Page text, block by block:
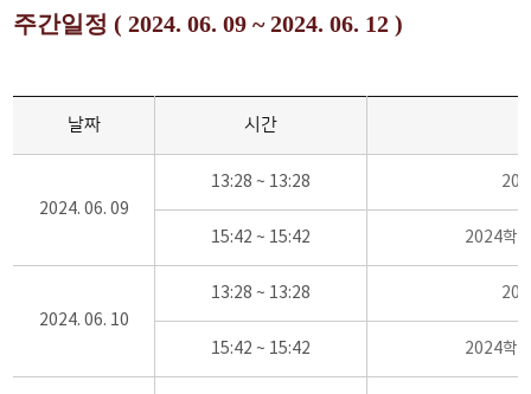
주간일정 ( 2024. 06. 09 ~ 2024. 06. 12 )
날짜 시간
2024. 06. 09
13:28 ~ 13:28
15:42 ~ 15:42 2024학
2024. 06. 10
13:28 ~ 13:28
15:42 ~ 15:42 2024학